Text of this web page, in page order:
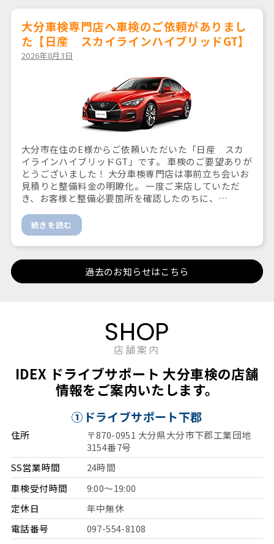
大分車検専門店へ車検のご依頼がありまし
た【日産 スカイラインハイブリッドGT】
2026年8月3日
大分市在住のE様からご依頼いただいた「日産 スカ
イラインハイブリッドGT」です。 車検のご要望ありが
とうございました！ 大分車検専門店は事前立ち会いお
見積りと整備料金の明瞭化。 一度ご来店していただ
き、お客様と整備必要箇所を確認したのちに、…
続きを読む
過去のお知らせはこちら
SHOP
店舗案内
IDEX ドライブサポート 大分車検の店舗
情報をご案内いたします。
①ドライブサポート下郡
住所
〒870-0951 大分県大分市下郡工業団地
3154番7号
SS営業時間
24時間
車検受付時間
9:00～19:00
定休日
年中無休
電話番号
097-554-8108